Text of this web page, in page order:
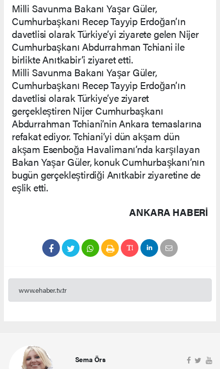
Milli Savunma Bakanı Yaşar Güler,
Cumhurbaşkanı Recep Tayyip Erdoğan’ın
davetlisi olarak Türkiye’yi ziyarete gelen Nijer
Cumhurbaşkanı Abdurrahman Tchiani ile
birlikte Anıtkabir’i ziyaret etti.
Milli Savunma Bakanı Yaşar Güler,
Cumhurbaşkanı Recep Tayyip Erdoğan’ın
davetlisi olarak Türkiye’ye ziyaret
gerçekleştiren Nijer Cumhurbaşkanı
Abdurrahman Tchiani’nin Ankara temaslarına
refakat ediyor. Tchiani’yi dün akşam dün
akşam Esenboğa Havalimanı’nda karşılayan
Bakan Yaşar Güler, konuk Cumhurbaşkanı’nın
bugün gerçekleştirdiği Anıtkabir ziyaretine de
eşlik etti.
ANKARA HABERİ
www.ehaber.tv.tr
Sema Örs